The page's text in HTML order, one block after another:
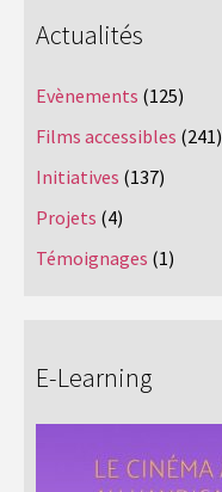
Actualités
Evènements (125)
Films accessibles (241)
Initiatives (137)
Projets (4)
Témoignages (1)
E-Learning